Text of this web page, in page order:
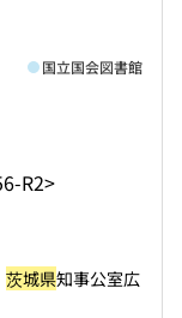
R2>
国立国会図書館
茨城県知事公室広